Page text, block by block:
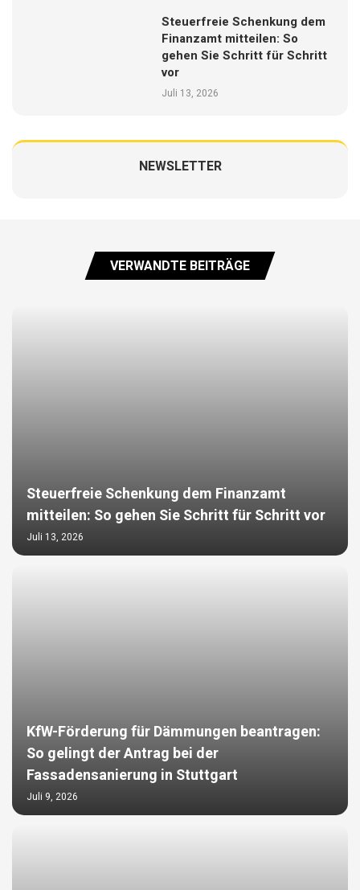
Steuerfreie Schenkung dem
Finanzamt mitteilen: So
gehen Sie Schritt für Schritt
vor
Juli 13, 2026
NEWSLETTER
VERWANDTE BEITRÄGE
Steuerfreie Schenkung dem Finanzamt
mitteilen: So gehen Sie Schritt für Schritt vor
Juli 13, 2026
KfW-Förderung für Dämmungen beantragen:
So gelingt der Antrag bei der
Fassadensanierung in Stuttgart
Juli 9, 2026